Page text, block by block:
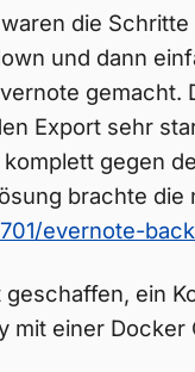
die
und dann
gemacht.
Export sehr
gegen
brachte die
evernote-
ein
mit einer